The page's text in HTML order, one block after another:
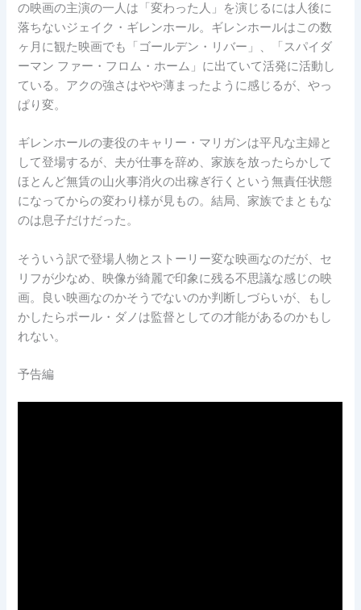
の映画の主演の一人は「変わった人」を演じるには人後に
落ちないジェイク・ギレンホール。ギレンホールはこの数
ヶ月に観た映画でも「ゴールデン・リバー」、「スパイダ
ーマン ファー・フロム・ホーム」に出ていて活発に活動し
ている。アクの強さはやや薄まったように感じるが、やっ
ぱり変。
ギレンホールの妻役のキャリー・マリガンは平凡な主婦と
して登場するが、夫が仕事を辞め、家族を放ったらかして
ほとんど無賃の山火事消火の出稼ぎ行くという無責任状態
になってからの変わり様が見もの。結局、家族でまともな
のは息子だけだった。
そういう訳で登場人物とストーリー変な映画なのだが、セ
リフが少なめ、映像が綺麗で印象に残る不思議な感じの映
画。良い映画なのかそうでないのか判断しづらいが、もし
かしたらポール・ダノは監督としての才能があるのかもし
れない。
予告編